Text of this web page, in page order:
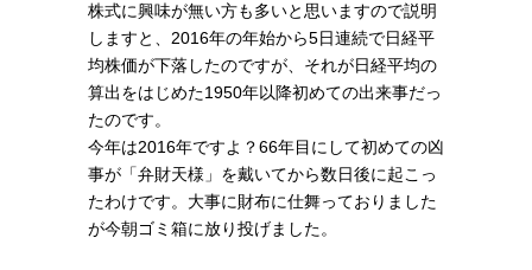
株式に興味が無い方も多いと思いますので説明
しますと、2016年の年始から5日連続で日経平
均株価が下落したのですが、それが日経平均の
算出をはじめた1950年以降初めての出来事だっ
たのです。
今年は2016年ですよ？66年目にして初めての凶
事が「弁財天様」を戴いてから数日後に起こっ
たわけです。大事に財布に仕舞っておりました
が今朝ゴミ箱に放り投げました。